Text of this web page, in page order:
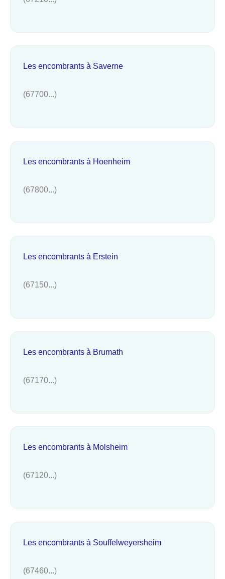
Les encombrants à Saverne
(67700...)
Les encombrants à Hoenheim
(67800...)
Les encombrants à Erstein
(67150...)
Les encombrants à Brumath
(67170...)
Les encombrants à Molsheim
(67120...)
Les encombrants à Souffelweyersheim
(67460...)